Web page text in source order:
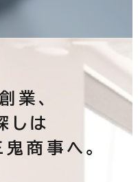
、
しは
商事へ。